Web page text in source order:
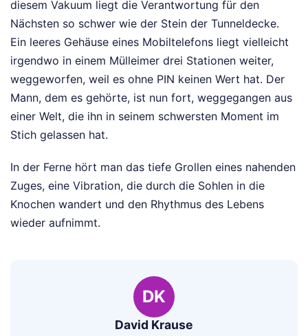
diesem Vakuum liegt die Verantwortung für den
Nächsten so schwer wie der Stein der Tunneldecke.
Ein leeres Gehäuse eines Mobiltelefons liegt vielleicht
irgendwo in einem Mülleimer drei Stationen weiter,
weggeworfen, weil es ohne PIN keinen Wert hat. Der
Mann, dem es gehörte, ist nun fort, weggegangen aus
einer Welt, die ihn in seinem schwersten Moment im
Stich gelassen hat.
In der Ferne hört man das tiefe Grollen eines nahenden
Zuges, eine Vibration, die durch die Sohlen in die
Knochen wandert und den Rhythmus des Lebens
wieder aufnimmt.
DK
David Krause